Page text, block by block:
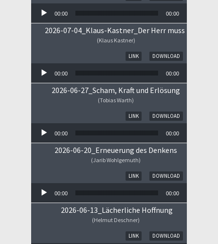
00:00 00:00
2026-07-04_Klaus-Kastner_Der Herr muss im
(Klaus Kastner)
DOWNLOAD
LINK
00:00 00:00
2026-06-27_Scham, Kraft und Erlösung
(Tobias Warth)
DOWNLOAD
LINK
00:00 00:00
2026-06-20_Erneuerung des Denkens
(Jarib Wohlgemuth)
DOWNLOAD
LINK
00:00 00:00
2026-06-13_Lächerliche Hoffnung
(Helmut Deschner)
DOWNLOAD
LINK